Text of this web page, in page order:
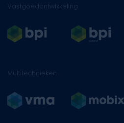
Vastgoedontwikkeling
Multitechnieken